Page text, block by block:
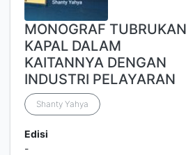
MONOGRAF TUBRUKAN
KAPAL DALAM
KAITANNYA DENGAN
INDUSTRI PELAYARAN
Shanty Yahya
Edisi
-